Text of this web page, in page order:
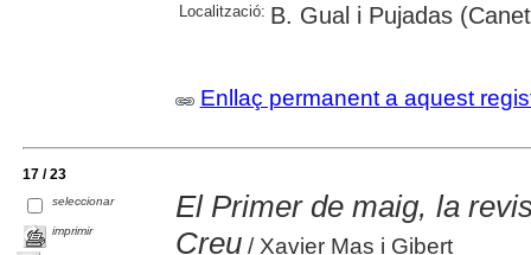
Localització: B. Gual i Pujadas
Enllaç permanent a aquest
17 / 23
seleccionar
imprimir
El Primer de maig, la
Creu/ Xavier Mas i Gibert